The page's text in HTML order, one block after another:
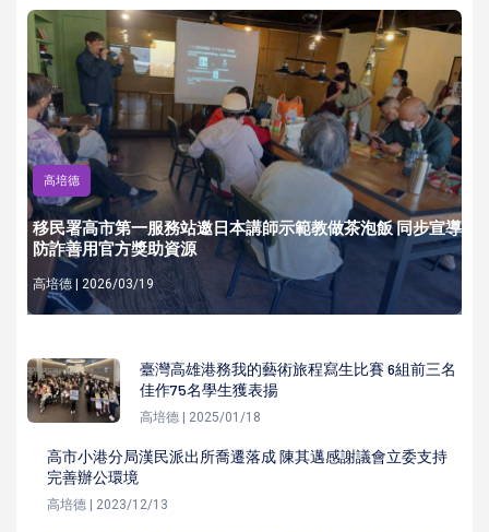
高培德
移民署高市第一服務站邀日本講師示範教做茶泡飯 同步宣導
防詐善用官方獎助資源
高培德 | 2026/03/19
臺灣高雄港務我的藝術旅程寫生比賽 6組前三名
佳作75名學生獲表揚
高培德 | 2025/01/18
高市小港分局漢民派出所喬遷落成 陳其邁感謝議會立委支持
完善辦公環境
高培德 | 2023/12/13